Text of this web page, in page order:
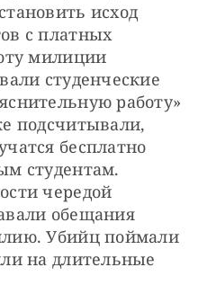
исход
с платных
милиции
студенческие
работу»
подсчитывали,
бесплатно
студентам.
чередой
обещания
Убийц поймали
на длительные